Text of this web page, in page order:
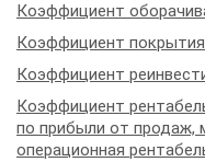
Коэффициент
Коэффициент
Коэффициент
Коэффициент
по прибыли от продаж,
операционная